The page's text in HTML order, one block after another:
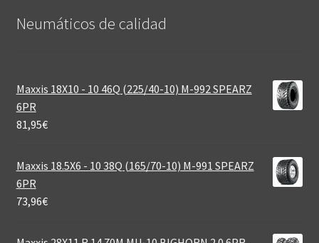
Neumáticos de calidad‎
Maxxis 18X10 - 10 46Q (225/40-10) M-992 SPEARZ
6PR
81,95€
Maxxis 18.5X6 - 10 38Q (165/70-10) M-991 SPEARZ
6PR
73,96€